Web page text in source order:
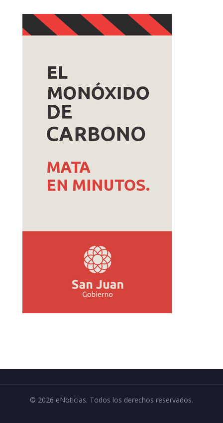
© 2026 eNoticias. Todos los derechos reservados.